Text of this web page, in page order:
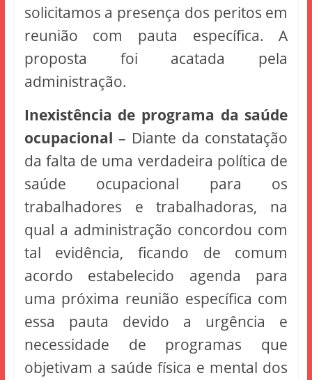
solicitamos a presença dos peritos em
reunião com pauta específica. A
proposta foi acatada pela
administração.
Inexistência de programa da saúde
ocupacional – Diante da constatação
da falta de uma verdadeira política de
saúde ocupacional para os
trabalhadores e trabalhadoras, na
qual a administração concordou com
tal evidência, ficando de comum
acordo estabelecido agenda para
uma próxima reunião específica com
essa pauta devido a urgência e
necessidade de programas que
objetivam a saúde física e mental dos